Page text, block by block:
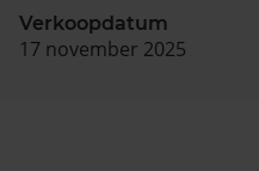
Verkoopdatum
17 november 2025